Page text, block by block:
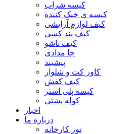
کیسه شراب
کیسه ی خنک کننده
کیف لوازم آرایشی
کیف بند کشی
کیف تاشو
جا مدادی
پیشبند
کاور کت و شلوار
کیف کفش
کیسه پلی استر
کوله پشتی
اخبار
درباره ما
تور کارخانه